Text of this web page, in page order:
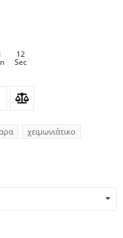
12
Sec
χειμωνιάτικο